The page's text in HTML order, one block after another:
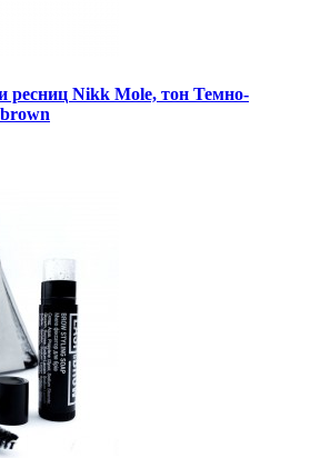
ресниц Nikk Mole, тон Темно-